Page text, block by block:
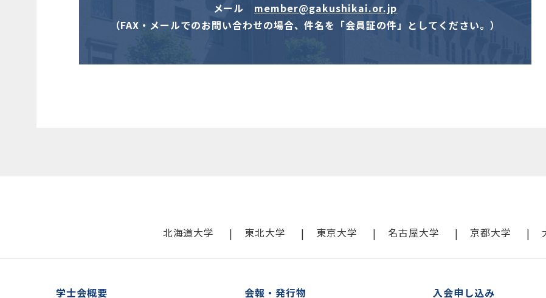
メール member@gakushikai.or.jp
（FAX・メールでのお問い合わせの場合、件名を「会員証の件」としてください。）
北海道大学 東北大学 東京大学 名古屋大学 京都大学
学士会概要 会報・発行物 入会申し込み